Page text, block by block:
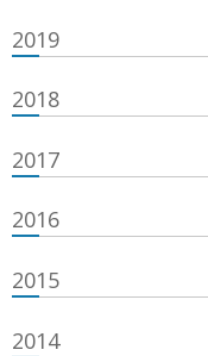
2019
2018
2017
2016
2015
2014